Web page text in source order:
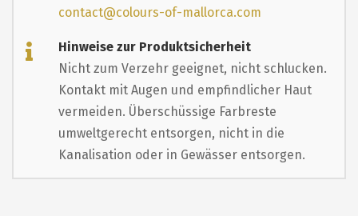
contact@colours-of-mallorca.com
Hinweise zur Produktsicherheit
Nicht zum Verzehr geeignet, nicht schlucken.
Kontakt mit Augen und empfindlicher Haut
vermeiden. Überschüssige Farbreste
umweltgerecht entsorgen, nicht in die
Kanalisation oder in Gewässer entsorgen.